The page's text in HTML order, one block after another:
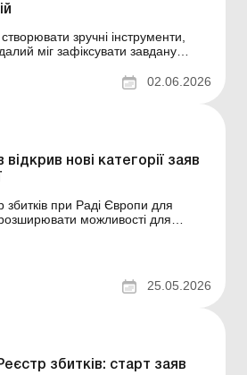
зручні інструменти,
міг зафіксувати завдану
з держави-агресора. Більше
02.06.2026
відкрив нові категорії заяв
при Раді Європи для
можливості для
На сьогодні вже
заяв: 16 – для фізичних осіб, 5 –
25.05.2026
збитків: старт заяв